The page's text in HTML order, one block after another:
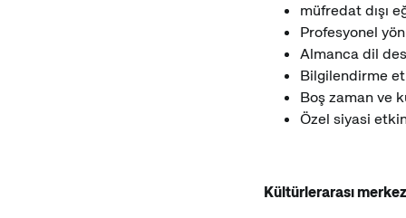
müfredat dışı
Profesyonel
Almanca dil
Bilgilendirme
Boş zaman ve
Özel siyasi
Kültürlerarası